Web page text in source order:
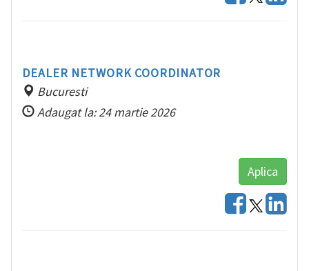
DEALER NETWORK COORDINATOR
Bucuresti
Adaugat la: 24 martie 2026
Aplica